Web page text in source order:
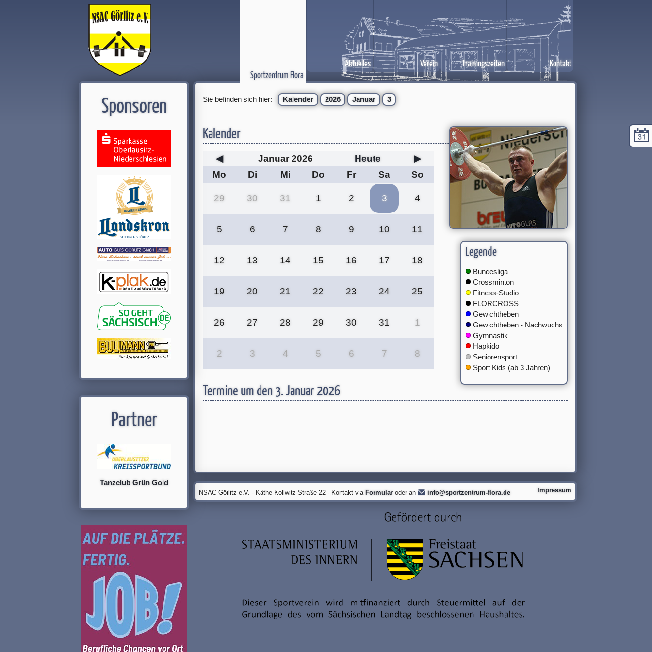
Sportzentrum Flora
Aktuelles Verein Trainingszeiten Kontakt
Sie befinden sich hier: Kalender 2026 Januar 3
Legende
Bundesliga
Crossminton
Fitness-Studio
FLORCROSS
Gewichtheben
Gewichtheben - Nachwuchs
Gymnastik
Hapkido
Seniorensport
Sport Kids (ab 3 Jahren)
Kalender
◀ Januar 2026 Heute
▶
Mo
Di Mi Do Fr Sa So
29 30 31 1 2 3 4
5 6 7 8 9 10 11
12 13 14 15 16 17 18
19 20 21 22 23 24 25
26 27 28 29 30 31 1
2 3 4 5 6 7 8
Termine um den 3. Januar 2026
NSAC Görlitz e.V. - Käthe-Kollwitz-Straße 22 - Kontakt via Formular oder an info@sportzentrum-flora.de Impressum
Sponsoren
Partner
Tanzclub Grün Gold